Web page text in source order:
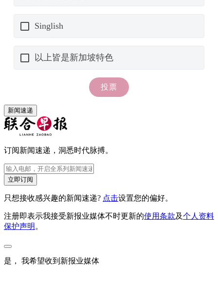
新闻速递
订阅新闻速递，洞悉时代脉搏。
立即订阅
只想接收感兴趣的新闻速递? 点击设置您的偏好。
注册即表示我接受新报业媒体不时更新的使用条款及个人资料
保护声明 。
是， 我希望收到新报业媒体